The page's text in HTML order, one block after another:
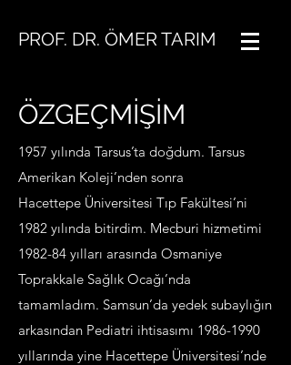
PROF. DR. ÖMER TARIM
ÖZGEÇMİŞİM
1957 yılında Tarsus’ta doğdum. Tarsus
Amerikan Koleji’nden sonra
Hacettepe Üniversitesi Tıp Fakültesi’ni
1982 yılında bitirdim. Mecburi hizmetimi
1982-84 yılları arasında Osmaniye
Toprakkale Sağlık Ocağı’nda
tamamladım. Samsun’da yedek subaylığın
arkasından Pediatri ihtisasımı 1986-1990
yıllarında yine Hacettepe Üniversitesi’nde